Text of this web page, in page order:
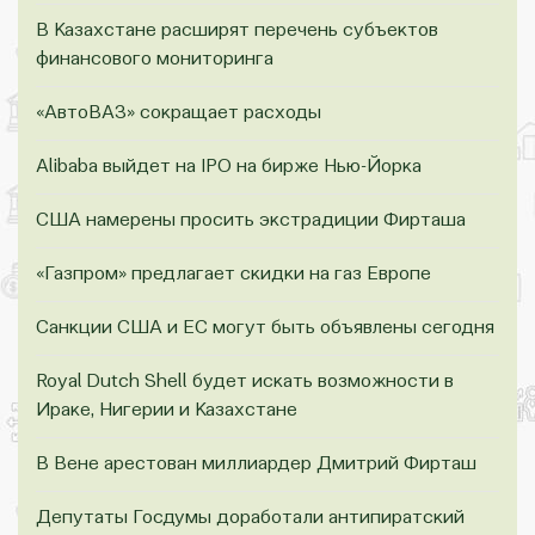
В Казахстане расширят перечень субъектов
финансового мониторинга
«АвтоВАЗ» сокращает расходы
Аlibaba выйдет на IPO на бирже Нью-Йорка
США намерены просить экстрадиции Фирташа
«Газпром» предлагает скидки на газ Европе
Санкции США и ЕС могут быть объявлены сегодня
Royal Dutch Shell будет искать возможности в
Ираке, Нигерии и Казахстане
В Вене арестован миллиардер Дмитрий Фирташ
Депутаты Госдумы доработали антипиратский